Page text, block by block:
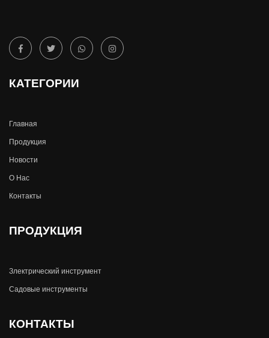
КАТЕГОРИИ
Главная
Продукция
Новости
О Hас
Контакты
ПРОДУКЦИЯ
Злектрический инструмент
Садовые инструменты
КОНТАКТЫ